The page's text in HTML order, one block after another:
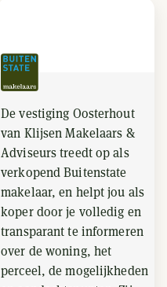
De vestiging Oosterhout
van Klijsen Makelaars &
Adviseurs treedt op als
verkopend Buitenstate
makelaar, en helpt jou als
koper door je volledig en
transparant te informeren
over de woning, het
perceel, de mogelijkheden